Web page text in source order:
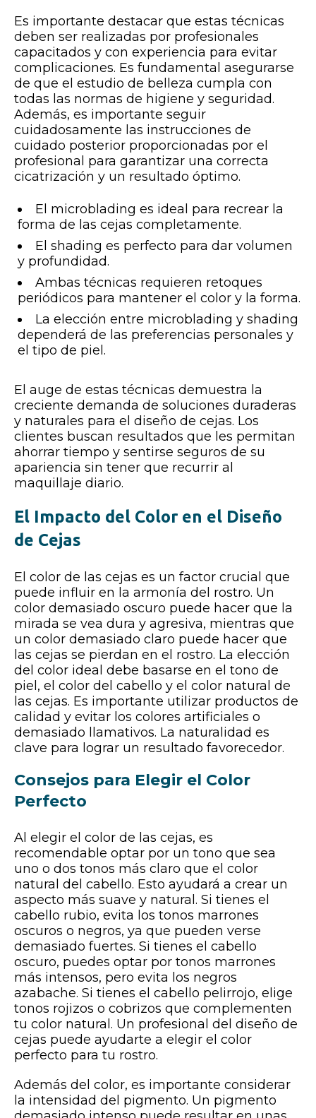
Es importante destacar que estas técnicas
deben ser realizadas por profesionales
capacitados y con experiencia para evitar
complicaciones. Es fundamental asegurarse
de que el estudio de belleza cumpla con
todas las normas de higiene y seguridad.
Además, es importante seguir
cuidadosamente las instrucciones de
cuidado posterior proporcionadas por el
profesional para garantizar una correcta
cicatrización y un resultado óptimo.
El microblading es ideal para recrear la
forma de las cejas completamente.
El shading es perfecto para dar volumen
y profundidad.
Ambas técnicas requieren retoques
periódicos para mantener el color y la forma.
La elección entre microblading y shading
dependerá de las preferencias personales y
el tipo de piel.
El auge de estas técnicas demuestra la
creciente demanda de soluciones duraderas
y naturales para el diseño de cejas. Los
clientes buscan resultados que les permitan
ahorrar tiempo y sentirse seguros de su
apariencia sin tener que recurrir al
maquillaje diario.
El Impacto del Color en el Diseño
de Cejas
El color de las cejas es un factor crucial que
puede influir en la armonía del rostro. Un
color demasiado oscuro puede hacer que la
mirada se vea dura y agresiva, mientras que
un color demasiado claro puede hacer que
las cejas se pierdan en el rostro. La elección
del color ideal debe basarse en el tono de
piel, el color del cabello y el color natural de
las cejas. Es importante utilizar productos de
calidad y evitar los colores artificiales o
demasiado llamativos. La naturalidad es
clave para lograr un resultado favorecedor.
Consejos para Elegir el Color
Perfecto
Al elegir el color de las cejas, es
recomendable optar por un tono que sea
uno o dos tonos más claro que el color
natural del cabello. Esto ayudará a crear un
aspecto más suave y natural. Si tienes el
cabello rubio, evita los tonos marrones
oscuros o negros, ya que pueden verse
demasiado fuertes. Si tienes el cabello
oscuro, puedes optar por tonos marrones
más intensos, pero evita los negros
azabache. Si tienes el cabello pelirrojo, elige
tonos rojizos o cobrizos que complementen
tu color natural. Un profesional del diseño de
cejas puede ayudarte a elegir el color
perfecto para tu rostro.
Además del color, es importante considerar
la intensidad del pigmento. Un pigmento